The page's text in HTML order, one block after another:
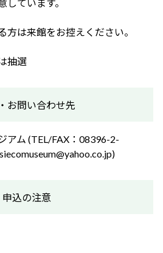
しています。
方は来館をお控えください。
抽選
お問い合わせ先
アム (TEL/FAX：08396-2-
申込の注意